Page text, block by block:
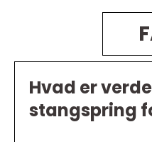
Hvad er
stangspring